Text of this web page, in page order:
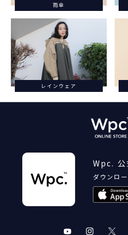
雨傘
レインウェア
Wpc. 公
ダウンロ